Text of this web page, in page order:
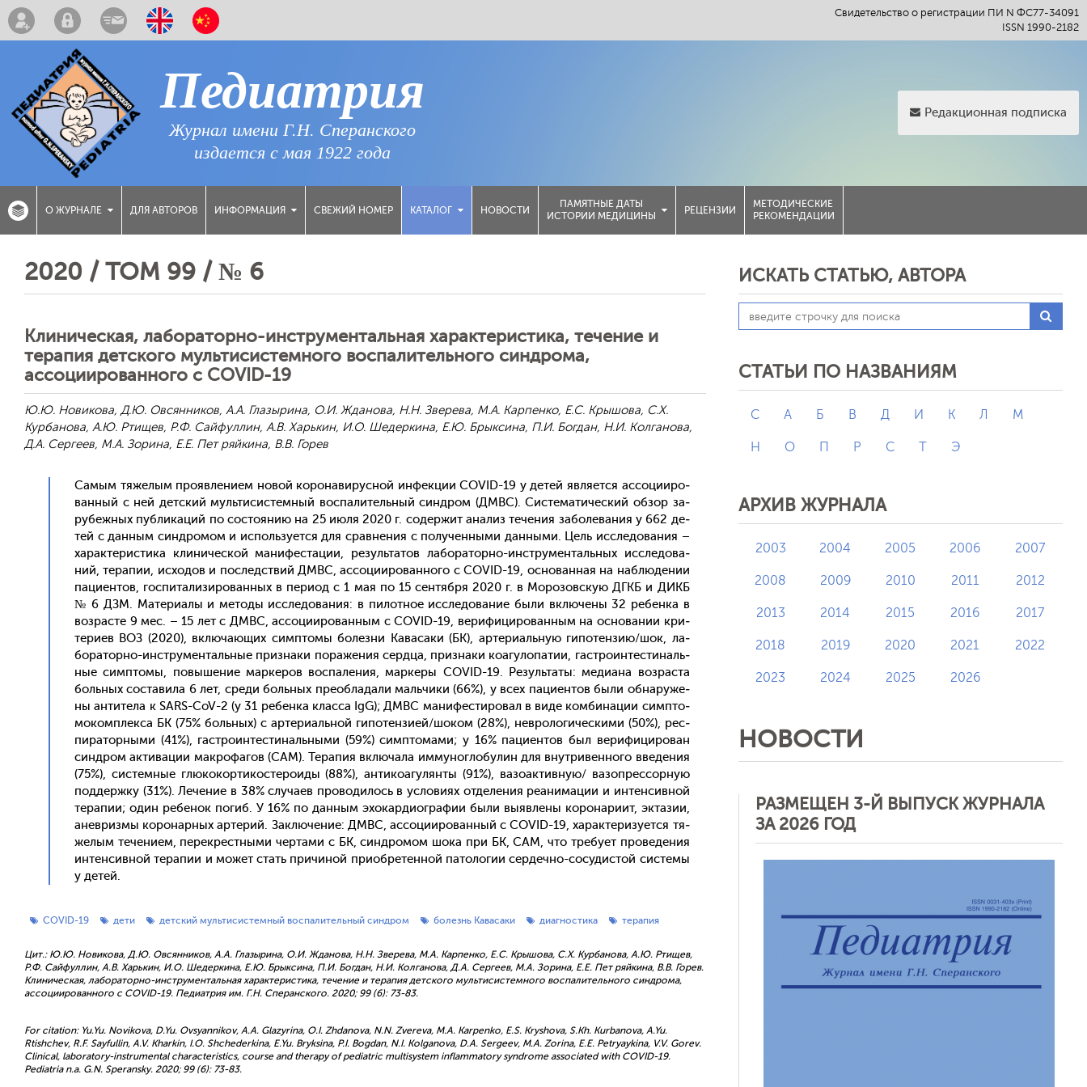
Свидетельство о регистрации ПИ N ФС77-34091
ISSN 1990-2182
Педиатрия
Журнал имени Г.Н. Сперанского
издается с мая 1922 года
Редакционная подписка
О ЖУРНАЛЕ ДЛЯ АВТОРОВ ИНФОРМАЦИЯ СВЕЖИЙ НОМЕР КАТАЛОГ НОВОСТИ
ПАМЯТНЫЕ ДАТЫ
ИСТОРИИ МЕДИЦИНЫ
РЕЦЕНЗИИ
МЕТОДИЧЕСКИЕ
РЕКОМЕНДАЦИИ
2020 / ТОМ 99 / № 6
Клиническая, лабораторно-инструментальная характеристика, течение и
терапия детского мультисистемного воспалительного синдрома,
ассоциированного с COVID-19
Ю.Ю. Новикова, Д.Ю. Овсянников, А.А. Глазырина, О.И. Жданова, Н.Н. Зверева, М.А. Карпенко, Е.С. Крышова, С.Х.
Курбанова, А.Ю. Ртищев, Р.Ф. Сайфуллин, А.В. Харькин, И.О. Шедеркина, Е.Ю. Брыксина, П.И. Богдан, Н.И. Колганова,
Д.А. Сергеев, М.А. Зорина, Е.Е. Пет ряйкина, В.В. Горев
Са­мым тя­желым про­яв­ле­ни­ем но­вой ко­рона­вирус­ной ин­фекции COVID-19 у де­тей яв­ля­ет­ся ас­со­ци­иро­
ван­ный с ней дет­ский муль­ти­сис­темный вос­па­литель­ный син­дром (ДМВС). Сис­те­мати­чес­кий об­зор за­
рубеж­ных пуб­ли­каций по сос­то­янию на 25 и­юля 2020 г. со­дер­жит ана­лиз те­чения за­боле­вания у 662 де­
тей с дан­ным син­дро­мом и ис­поль­зу­ет­ся для срав­не­ния с по­лучен­ны­ми дан­ны­ми. Цель ис­сле­дова­ния –
ха­рак­те­рис­ти­ка кли­ничес­кой ма­нифес­та­ции, ре­зуль­та­тов ла­бора­тор­но-инс­тру­мен­таль­ных ис­сле­дова­
ний, те­рапии, ис­хо­дов и пос­ледс­твий ДМВС, ас­со­ци­иро­ван­но­го с COVID-19, ос­но­ван­ная на наб­лю­дении
па­ци­ен­тов, гос­пи­тали­зиро­ван­ных в пе­ри­од с 1 мая по 15 сен­тября 2020 г. в Мо­розов­скую ДГКБ и ДИКБ
№ 6 ДЗМ. Ма­тери­алы и ме­тоды ис­сле­дова­ния: в пи­лот­ное ис­сле­дова­ние бы­ли вклю­чены 32 ре­бен­ка в
воз­расте 9 мес. – 15 лет с ДМВС, ас­со­ци­иро­ван­ным с COVID-19, ве­рифи­циро­ван­ным на ос­но­вании кри­
тери­ев ВОЗ (2020), вклю­ча­ющих сим­пто­мы бо­лез­ни Ка­васа­ки (БК), ар­те­ри­аль­ную ги­потен­зию/шок, ла­
бора­тор­но-инс­тру­мен­таль­ные приз­на­ки по­раже­ния сер­дца, приз­на­ки ко­агу­лопа­тии, гас­тро­ин­тести­наль­
ные сим­пто­мы, по­выше­ние мар­ке­ров вос­па­ления, мар­ке­ры COVID-19. Ре­зуль­та­ты: ме­ди­ана воз­раста
боль­ных сос­та­вила 6 лет, сре­ди боль­ных пре­об­ла­дали маль­чи­ки (66%), у всех па­ци­ен­тов бы­ли об­на­руже­
ны ан­ти­тела к SARS-CoV-2 (у 31 ре­бен­ка клас­са IgG); ДМВС ма­нифес­ти­ровал в ви­де ком­би­нации сим­пто­
моком­плек­са БК (75% боль­ных) с ар­те­ри­аль­ной ги­потен­зи­ей/шо­ком (28%), нев­ро­логи­чес­ки­ми (50%), рес­
пи­ратор­ны­ми (41%), гас­тро­ин­тести­наль­ны­ми (59%) сим­пто­мами; у 16% па­ци­ен­тов был ве­рифи­циро­ван
син­дром ак­ти­вации мак­ро­фагов (САМ). Те­рапия вклю­чала им­му­ног­ло­булин для внут­ри­вен­но­го вве­дения
(75%), сис­темные глю­кокор­ти­кос­те­ро­иды (88%), ан­ти­ко­агу­лян­ты (91%), ва­зо­ак­тивную/ ва­зоп­рессор­ную
под­дер­жку (31%). Ле­чение в 38% слу­ча­ев про­води­лось в ус­ло­ви­ях от­де­ления ре­ани­мации и ин­тенсив­ной
те­рапии; один ре­бенок по­гиб. У 16% по дан­ным эхо­кар­ди­ог­ра­фии бы­ли вы­яв­ле­ны ко­рона­ри­ит, эк­та­зии,
анев­ризмы ко­ронар­ных ар­те­рий. Зак­лю­чение: ДМВС, ас­со­ци­иро­ван­ный с COVID-19, ха­рак­те­ризу­ет­ся тя­
желым те­чени­ем, пе­рек­рес­тны­ми чер­та­ми с БК, син­дро­мом шо­ка при БК, САМ, что тре­бу­ет про­веде­ния
ин­тенсив­ной те­рапии и мо­жет стать при­чиной при­об­ре­тен­ной па­толо­гии сер­дечно-со­судис­той сис­те­мы
у де­тей.
COVID-19 дети детский мультисистемный воспалительный синдром болезнь Кавасаки диагностика терапия
Цит.: Ю.Ю. Новикова, Д.Ю. Овсянников, А.А. Глазырина, О.И. Жданова, Н.Н. Зверева, М.А. Карпенко, Е.С. Крышова, С.Х. Курбанова, А.Ю. Ртищев,
Р.Ф. Сайфуллин, А.В. Харькин, И.О. Шедеркина, Е.Ю. Брыксина, П.И. Богдан, Н.И. Колганова, Д.А. Сергеев, М.А. Зорина, Е.Е. Пет ряйкина, В.В. Горев.
Клиническая, лабораторно-инструментальная характеристика, течение и терапия детского мультисистемного воспалительного синдрома,
ассоциированного с COVID-19. Педиатрия им. Г.Н. Сперанского. 2020; 99 (6): 73-83.
For citation: Yu.Yu. Novikova, D.Yu. Ovsyannikov, A.A. Glazyrina, O.I. Zhdanova, N.N. Zvereva, M.A. Karpenko, E.S. Kryshova, S.Kh. Kurbanova, A.Yu.
Rtishchev, R.F. Sayfullin, A.V. Kharkin, I.O. Shchederkina, E.Yu. Bryksina, P.I. Bogdan, N.I. Kolganova, D.A. Sergeev, M.A. Zorina, E.E. Petryaykina, V.V. Gorev.
Clinical, laboratory-instrumental characteristics, course and therapy of pediatric multisystem inflammatory syndrome associated with COVID-19.
Pediatria n.a. G.N. Speransky. 2020; 99 (6): 73-83.
ИСКАТЬ СТАТЬЮ, АВТОРА
СТАТЬИ ПО НАЗВАНИЯМ
C А Б В Д И К Л М
Н О П Р С Т Э
АРХИВ ЖУРНАЛА
2003 2004 2005 2006 2007
2008 2009 2010 2011 2012
2013 2014 2015 2016 2017
2018 2019 2020 2021 2022
2023 2024 2025 2026
НОВОСТИ
РАЗМЕЩЕН 3-Й ВЫПУСК ЖУРНАЛА
ЗА 2026 ГОД